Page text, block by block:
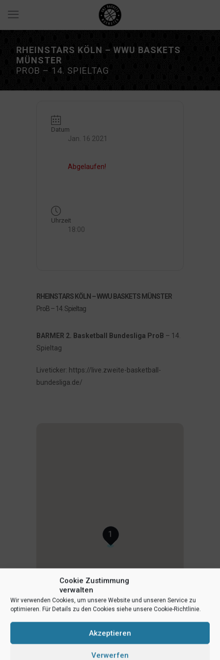
Cookie Zustimmung
verwalten
Wir verwenden Cookies, um unsere Website und unseren Service zu
optimieren. Für Details zu den Cookies siehe unsere Cookie-Richtlinie.
Akzeptieren
Verwerfen
RHEINSTARS KÖLN – WWU BASKETS
MÜNSTER
PROB – 14. SPIELTAG
Datum
Jan. 16 2021
Abgelaufen!
Uhrzeit
18:00
RHEINSTARS KÖLN – WWU BASKETS MÜNSTER
ProB – 14. Spieltag
BARMER 2. Basketball Bundesliga ProB – 14.
Spieltag
Liveticker: https://live.zweite-basketball-
bundesliga.de/
1